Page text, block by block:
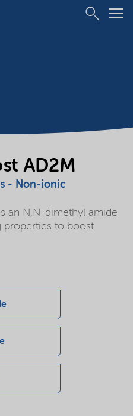
AD2M
- Non-ionic
an N,N-dimethyl amide
properties to boost